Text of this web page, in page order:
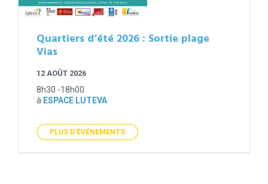
Quartiers d’été 2026 : Sortie plage
Vias
12 AOÛT 2026
8h30 -18h00
à ESPACE LUTEVA
PLUS D'ÉVÉNEMENTS